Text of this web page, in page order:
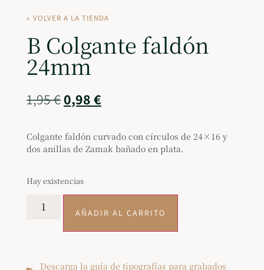
« VOLVER A LA TIENDA
B Colgante faldón
24mm
1,95€0,98€
Colgante faldón curvado con círculos de 24×16 y
dos anillas de Zamak bañado en plata.
Hay existencias
AÑADIR AL CARRITO
Descarga la guía de tipografías para grabados